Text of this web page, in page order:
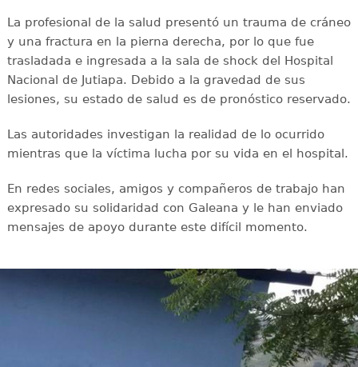
La profesional de la salud presentó un trauma de cráneo
y una fractura en la pierna derecha, por lo que fue
trasladada e ingresada a la sala de shock del Hospital
Nacional de Jutiapa. Debido a la gravedad de sus
lesiones, su estado de salud es de pronóstico reservado.
Las autoridades investigan la realidad de lo ocurrido
mientras que la víctima lucha por su vida en el hospital.
En redes sociales, amigos y compañeros de trabajo han
expresado su solidaridad con Galeana y le han enviado
mensajes de apoyo durante este difícil momento.